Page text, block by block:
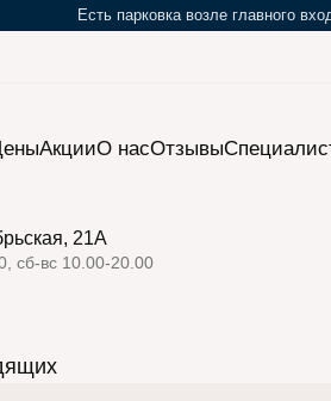
Есть парковка возле главного
АкцииО насОтзывы
21А
сб-вс 10.00-20.00